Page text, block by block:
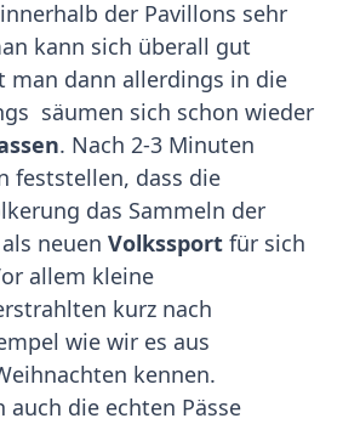
der Pavillons sehr
kann sich überall gut
man dann allerdings in die
säumen sich schon wieder
. Nach 2-3 Minuten
feststellen, dass die
das Sammeln der
neuen Volkssport für sich
allem kleine
kurz nach
wie wir es aus
kennen.
auch die echten Pässe